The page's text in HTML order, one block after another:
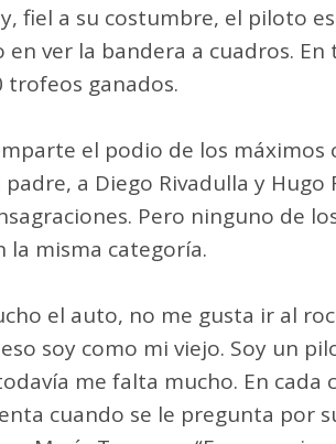
fiel a su costumbre, el piloto
en ver la bandera a cuadros.
trofeos ganados.
el podio de los máximos
a Diego Rivadulla y
Pero ninguno de
la misma categoría.
el auto, no me gusta ir al
soy como mi viejo. Soy un
me falta mucho. En cada
cuando se le pregunta por